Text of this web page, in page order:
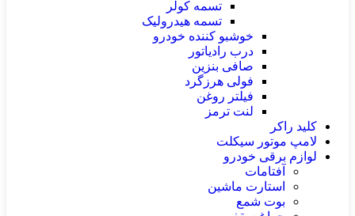
تسمه کولر
تسمه هیدرولیک
خوشبو کننده خودرو
درب رادیاتور
صافی بنزین
فولی هرزگرد
فیلتر روغن
لنت ترمز
کلید راکر
لامپ موتور سیکلت
لوازم برقی خودرو
آفتامات
استارت ماشین
بوت شمع